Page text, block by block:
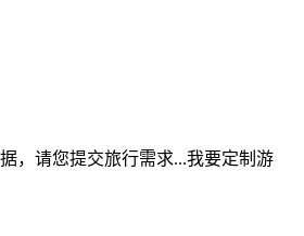
，请您提交旅行需求...我要定制游